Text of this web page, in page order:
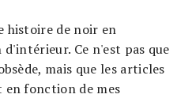
histoire de noir en
Ce n'est pas que
mais que les articles
en fonction de mes